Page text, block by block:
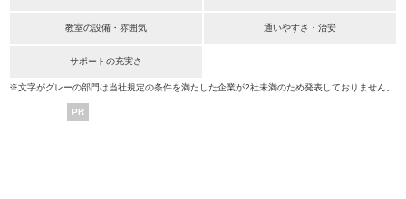
教室の設備・雰囲気 通いやすさ・治安
サポートの充実さ
※文字がグレーの部門は当社規定の条件を満たした企業が2社未満のため発表しておりません。
PR